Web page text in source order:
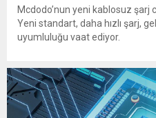
Mcdodo’nun yeni kablosuz şarj
Yeni standart, daha hızlı şarj,
uyumluluğu vaat ediyor.